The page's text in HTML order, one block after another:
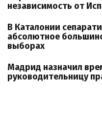
независимость от
В Каталонии
абсолютное
выборах
Мадрид назначил
руководительницу